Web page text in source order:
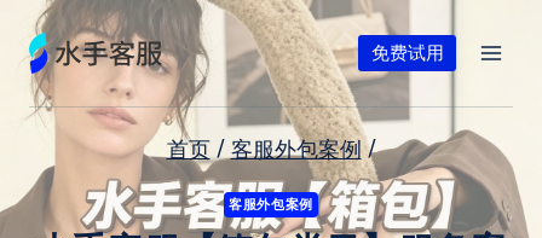
免费试用
首页 / 客服外包案例 /
客服外包案例